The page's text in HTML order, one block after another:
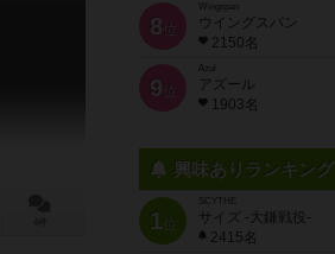
8 位
Wingspan
ウイングスパン
2150名
9 位
Azul
アズール
1903名
興味ありランキング
1位
SCYTHE
サイズ -大鎌戦役-
2415名